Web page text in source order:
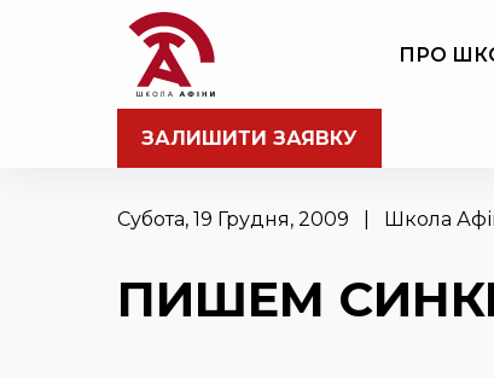
ПРО
ЗАЛИШИТИ ЗАЯВКУ
Субота, 19 Грудня, 2009 | Школа
ПИШЕМ